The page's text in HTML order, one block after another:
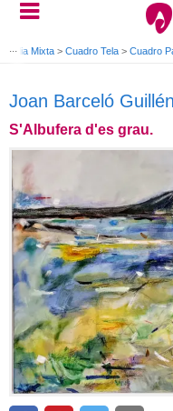
Mixta > Cuadro Tela > Cuadro
Joan Barceló Guillén
S'Albufera d'es grau.